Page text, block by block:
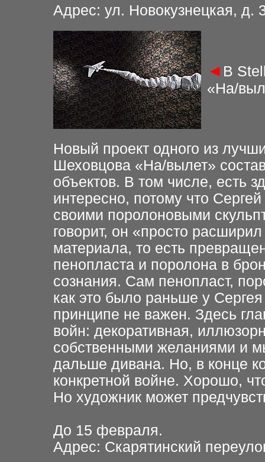
Адрес: ул. Новокузнецкая, д.
◄ В
«На/
Новый проект одного из
Шеховцова «На/вылет»
объектов. В том числе, есть
интересно, потому что
своими поролоновыми
говорит, он «просто
материала, то есть
пенопласта и поролона в
сознания. Сам пенопласт,
как это было раньше у
принципе не важен. Здесь
войн: декоративная,
собственными желаниями и
дальше дивана. Но, в конце
конкретной войне. Хорошо,
Но художник может
До 15 февраля.
Адрес: Скарятинский